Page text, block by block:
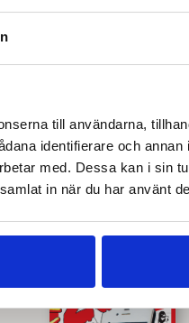
till användarna,
identifierare och annan
med. Dessa kan i sin
in när du har använt
rummet
33.80